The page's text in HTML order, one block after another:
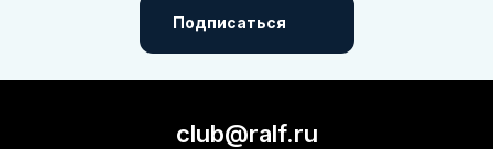
Подписаться
club@ralf.ru